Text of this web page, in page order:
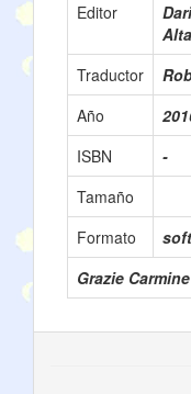
Editor
Alta
Traductor
Año
ISBN
-
Tamaño
Formato
Grazie